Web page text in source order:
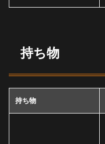
持ち物
持ち物